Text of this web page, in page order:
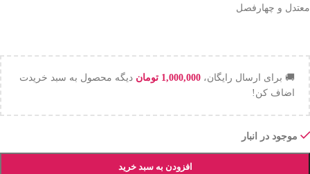
معتدل و چهارفصل
🚚 برای ارسال رایگان، 1,000,000 تومان دیگه محصول به سبد خریدت
اضاف کن!
موجود در انبار
افزودن به سبد خرید